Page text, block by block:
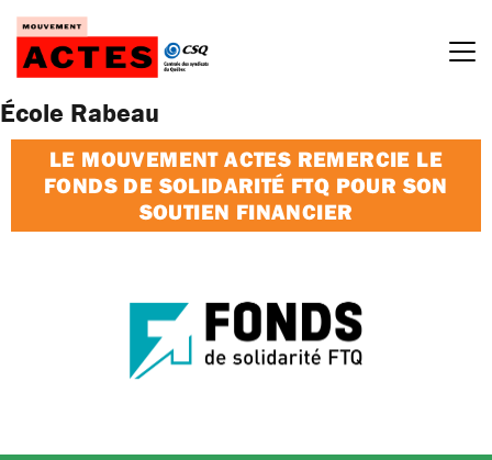
Passer
contenu
École Rabeau
LE MOUVEMENT ACTES REMERCIE LE
FONDS DE SOLIDARITÉ FTQ POUR SON
SOUTIEN FINANCIER